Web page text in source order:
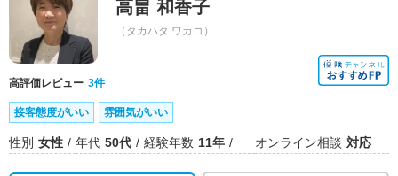
高畠 和香子
（タカハタ ワカコ）
高評価レビュー 3件
接客態度がいい 雰囲気がいい
性別 女性 年代 50代 経験年数 11年 オンライン相談 対応